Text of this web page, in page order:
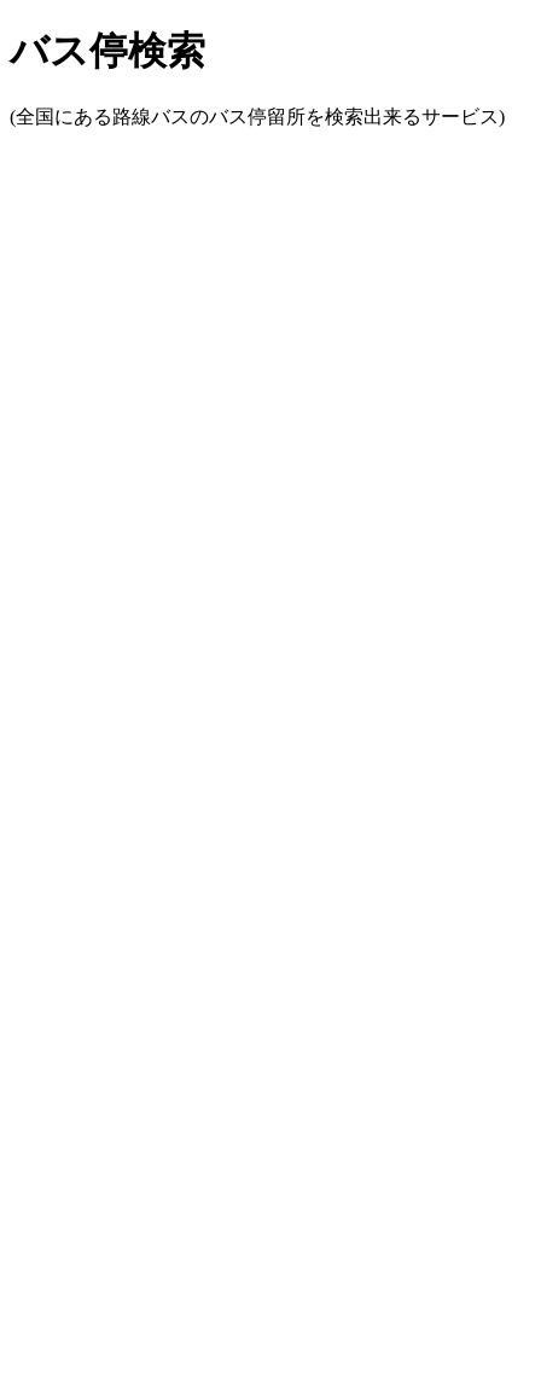
バス停検索
(全国にある路線バスのバス停留所を検索出来るサービス)